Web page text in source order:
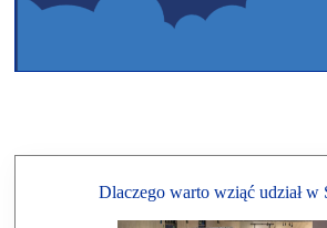
Dlaczego warto wziąć udział w